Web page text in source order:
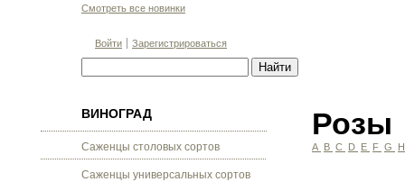
Смотреть все новинки
Войти Зарегистрироваться
ВИНОГРАД
Саженцы столовых сортов
Саженцы универсальных сортов
Розы
A B C D E F G